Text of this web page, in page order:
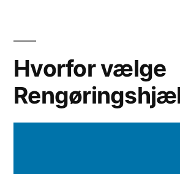
o
n
e
Hvorfor vælge